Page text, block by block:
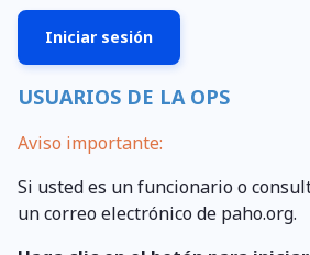
USUARIOS DE LA OPS
Aviso importante:
Si usted es un funcionario o
un correo electrónico de paho.org.